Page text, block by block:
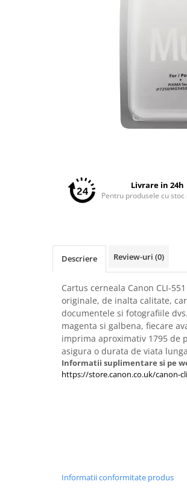
Cartuse compatibile
Drum unit compatibile
Accesorii imprimante 3D
Laptopuri / notebookuri
Laptopuri gaming
Laptop-uri 2 in 1
Accesorii laptop
Livrare in 24h
Pentru produsele cu
Descriere Review-uri (0)
Cartus cerneala Canon CLI-
originale, de inalta calitate,
documentele si fotografiile
magenta si galbena, fiecare
imprima aproximativ 1795 de
asigura o durata de viata
Informatii suplimentare si pe
https://store.canon.co.uk/canon-
Informatii conformitate produs